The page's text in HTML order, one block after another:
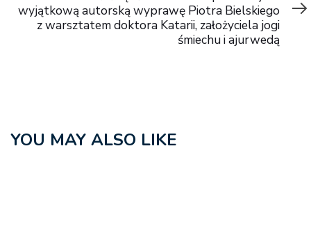
wyjątkową autorską wyprawę Piotra Bielskiego
z warsztatem doktora Katarii, założyciela jogi
śmiechu i ajurwedą
YOU MAY ALSO LIKE